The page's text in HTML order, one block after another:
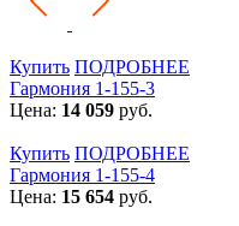
Купить ПОДРОБНЕЕ
Гармония 1-155-3
Цена: 14 059 руб.
Купить ПОДРОБНЕЕ
Гармония 1-155-4
Цена: 15 654 руб.